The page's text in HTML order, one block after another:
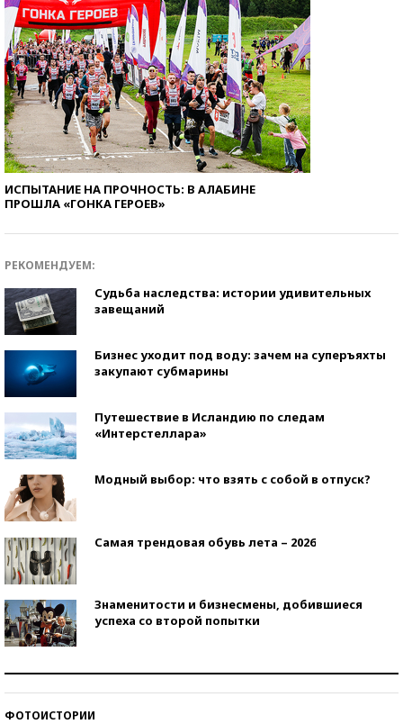
ИСПЫТАНИЕ НА ПРОЧНОСТЬ: В АЛАБИНЕ
ПРОШЛА «ГОНКА ГЕРОЕВ»
РЕКОМЕНДУЕМ:
Судьба наследства: истории удивительных
завещаний
Бизнес уходит под воду: зачем на суперъяхты
закупают субмарины
Путешествие в Исландию по следам
«Интерстеллара»
Модный выбор: что взять с собой в отпуск?
Самая трендовая обувь лета – 2026
Знаменитости и бизнесмены, добившиеся
успеха со второй попытки
ФОТОИСТОРИИ